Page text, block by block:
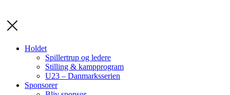
Holdet
Spillertrup og ledere
Stilling & kampprogram
U23 – Danmarksserien
Sponsorer